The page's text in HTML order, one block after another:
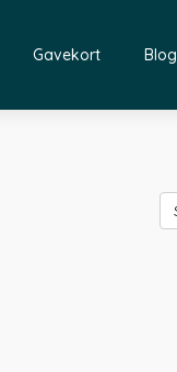
Gavekort Blog